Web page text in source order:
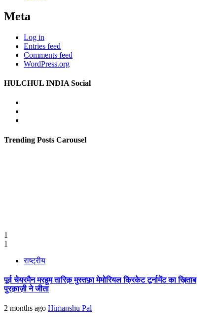
Meta
Log in
Entries feed
Comments feed
WordPress.org
HULCHUL INDIA Social
Trending Posts Carousel
1
1
राष्ट्रीय
पूर्व चेयरमैन मरहूम तारिक़ मुस्तफ़ा मेमोरियल क्रिकेट टूर्नामेंट का ख़िताब
पुरक़ाज़ी ने जीता
2 months ago Himanshu Pal